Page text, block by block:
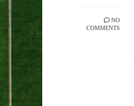
NO
COMMENTS